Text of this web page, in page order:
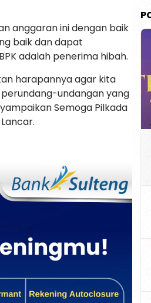
anggaran ini dengan baik
baik dan dapat
adalah penerima hibah.
harapannya agar kita
undangan yang
Semoga Pilkada